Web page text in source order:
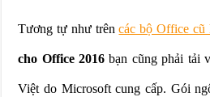
Tương tự như trêncác bộ Office cũ
cho Office 2016 bạn cũng phải tải
Việt do Microsoft cung cấp. Gói